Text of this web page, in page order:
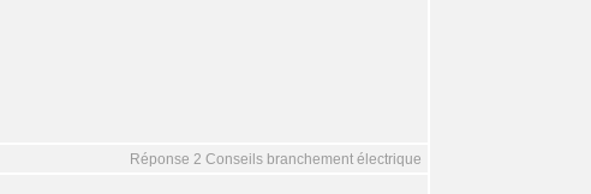
Réponse 2 Conseils branchement électrique